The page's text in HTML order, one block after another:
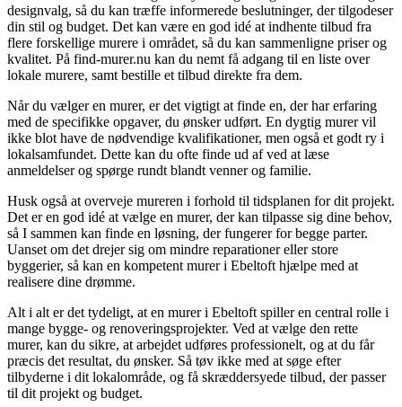
designvalg, så du kan træffe informerede beslutninger, der tilgodeser
din stil og budget. Det kan være en god idé at indhente tilbud fra
flere forskellige murere i området, så du kan sammenligne priser og
kvalitet. På find-murer.nu kan du nemt få adgang til en liste over
lokale murere, samt bestille et tilbud direkte fra dem.
Når du vælger en murer, er det vigtigt at finde en, der har erfaring
med de specifikke opgaver, du ønsker udført. En dygtig murer vil
ikke blot have de nødvendige kvalifikationer, men også et godt ry i
lokalsamfundet. Dette kan du ofte finde ud af ved at læse
anmeldelser og spørge rundt blandt venner og familie.
Husk også at overveje mureren i forhold til tidsplanen for dit projekt.
Det er en god idé at vælge en murer, der kan tilpasse sig dine behov,
så I sammen kan finde en løsning, der fungerer for begge parter.
Uanset om det drejer sig om mindre reparationer eller store
byggerier, så kan en kompetent murer i Ebeltoft hjælpe med at
realisere dine drømme.
Alt i alt er det tydeligt, at en murer i Ebeltoft spiller en central rolle i
mange bygge- og renoveringsprojekter. Ved at vælge den rette
murer, kan du sikre, at arbejdet udføres professionelt, og at du får
præcis det resultat, du ønsker. Så tøv ikke med at søge efter
tilbyderne i dit lokalområde, og få skræddersyede tilbud, der passer
til dit projekt og budget.